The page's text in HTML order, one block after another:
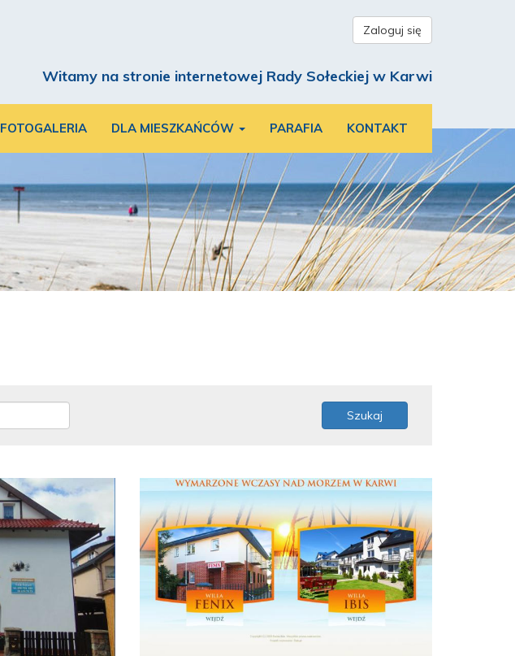
Zaloguj się
Witamy na stronie internetowej Rady Sołeckiej w Karwi
FOTOGALERIA DLA MIESZKAŃCÓW PARAFIA KONTAKT
Szukaj